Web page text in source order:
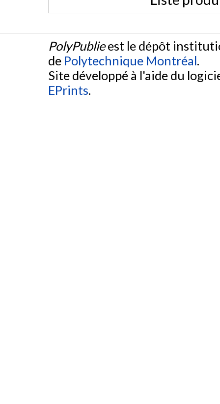
PolyPublieest le dépôt
de Polytechnique Montréal.
Site développé à l'aide du
EPrints.